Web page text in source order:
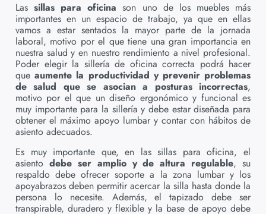
Lassillas para oficina son uno de los muebles más
importantes en un espacio de trabajo, ya que en ellas
vamos a estar sentados la mayor parte de la jornada
laboral, motivo por el que tiene una gran importancia en
nuestra salud y en nuestro rendimiento a nivel profesional.
Poder elegir la sillería de oficina correcta podrá hacer
queaumente la productividad y prevenir problemas
de salud que se asocian a posturas incorrectas,
motivo por el que un diseño ergonómico y funcional es
muy importante para la sillería y debe estar diseñada para
obtener el máximo apoyo lumbar y contar con hábitos de
asiento adecuados.
Es muy importante que, en las sillas para oficina, el
asiento debe ser amplio y de altura regulable, su
respaldo debe ofrecer soporte a la zona lumbar y los
apoyabrazos deben permitir acercar la silla hasta donde la
persona lo necesite. Además, el tapizado debe ser
transpirable, duradero y flexible y la base de apoyo debe